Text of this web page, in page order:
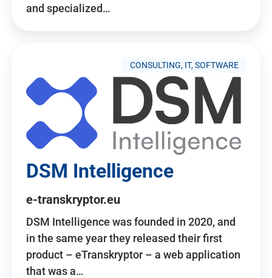
and specialized…
CONSULTING, IT, SOFTWARE
DSM Intelligence
e-transkryptor.eu
DSM Intelligence was founded in 2020, and
in the same year they released their first
product – eTranskryptor – a web application
that was a…